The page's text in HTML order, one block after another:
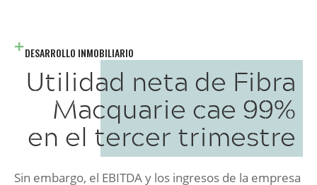
DESARROLLO INMOBILIARIO
Utilidad neta de Fibra
Macquarie cae 99%
en el tercer trimestre
Sin embargo, el EBITDA y los ingresos de la empresa